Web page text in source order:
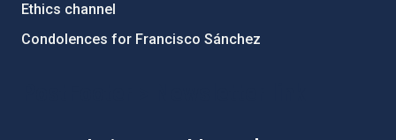
Ethics channel
Condolences for Francisco Sánchez